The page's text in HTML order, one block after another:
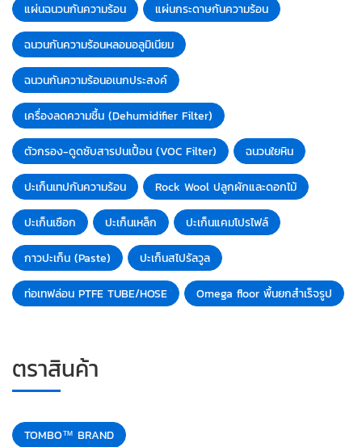
แผ่นฉนวนกันความร้อน แผ่นกระดาษกันความร้อน
ฉนวนกันความร้อนหลอมอลูมิเนียม
ฉนวนกันความร้อนอเนกประสงค์
เครื่องลดความชื้น (Dehumidifier Filter)
ตัวกรอง-ดูดซับสารปนเปื้อน (VOC Filter) ฉนวนใยหิน
ปะเก็นเทปกันความร้อน Rock Wool ปลูกผักและดอกไม้
ปะเก็นเชือก ปะเก็นเหล็ก ปะเก็นแคมโปรไฟล์
กาวปะเก็น (Paste) ปะเก็นสไปรัลวูล
ท่อเทฟล่อน PTFE TUBE/HOSE Omega floor พื้นยกสำเร็จรูป
ตราสินค้า
TOMBO™ BRAND